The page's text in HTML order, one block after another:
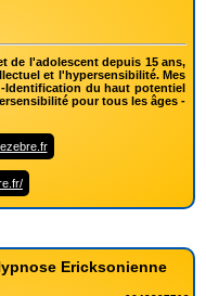
de l'adolescent depuis 15 ans,
et l'hypersensibilité. Mes
Identification du haut potentiel
pour tous les âges -
Ericksonienne